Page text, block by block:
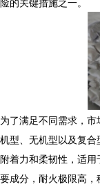
为了满足不同需求，
机型、无机型以及复
附着力和柔韧性，适
要成分，耐火极限高